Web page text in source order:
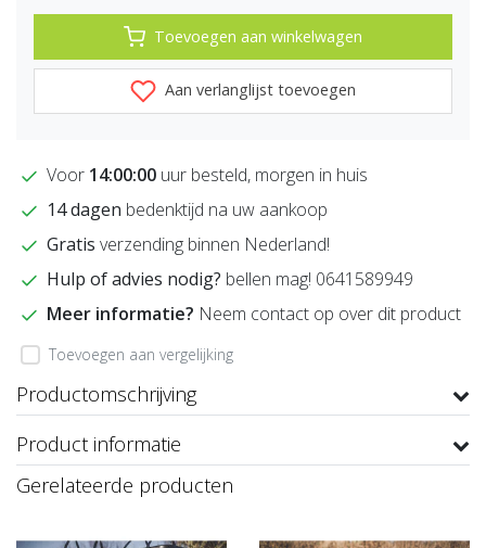
Toevoegen aan winkelwagen
Aan verlanglijst toevoegen
Voor 14:00:00 uur besteld, morgen in huis
14 dagen bedenktijd na uw aankoop
Gratis verzending binnen Nederland!
Hulp of advies nodig? bellen mag! 0641589949
Meer informatie? Neem contact op over dit product
Toevoegen aan vergelijking
Productomschrijving
Product informatie
Gerelateerde producten